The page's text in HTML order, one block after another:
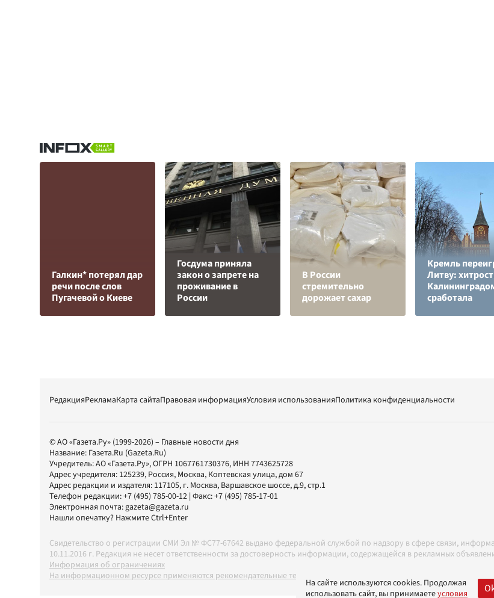
Галкин* потерял дар
речи после слов
Пугачевой о Киеве
Госдума приняла
закон о запрете на
проживание в
России
В России
стремительно
дорожает сахар
Кремль
Литву:
сработала
РедакцияРекламаКарта сайтаПравовая информацияУсловия использованияПолитика конфиденциальности
© АО «Газета.Ру» (1999-2026) – Главные новости дня
Название: Газета.Ru (Gazeta.Ru)
Учредитель:АО «Газета.Ру», ОГРН 1067761730376, ИНН 7743625728
Адрес учредителя: 125239, Россия, Москва, Коптевская улица, дом 67
Адрес редакции и издателя: 117105, г. Москва, Варшавское шоссе, д.9, стр.1
Телефон редакции:+7 (495) 785-00-12 | Факс:+7 (495) 785-17-01
Электронная почта:gazeta@gazeta.ru
Нашли опечатку? Нажмите Ctrl+Enter
Свидетельство о регистрации СМИ Эл № ФС77-67642 выдано федеральной службой по надзору в сфере связи,
10.11.2016 г. Редакция не несет ответственности за достоверность информации, содержащейся в рекламных
Информация об ограничениях
На информационном ресурсе применяются рекомендательные технологии в соответствии с Правилами
На сайте используются cookies. Продолжая
использовать сайт, вы принимаетеусловия